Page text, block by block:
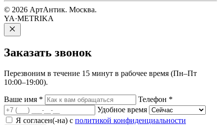
© 2026 АртАнтик. Москва.
YA·METRIKA
Заказать звонок
Перезвоним в течение 15 минут в рабочее время (Пн–Пт
10:00–19:00).
Ваше имя * Телефон *
Удобное время
Я согласен(-на) с политикой конфиденциальности